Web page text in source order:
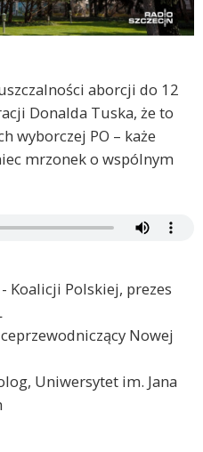
aborcji do 12
Donalda Tuska, że to
wyborczej PO – każe
mrzonek o wspólnym
- Koalicji Polskiej, prezes
Nowej
Uniwersytet im. Jana